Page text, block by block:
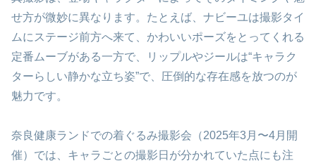
せ方が微妙に異なります。たとえば、ナビーユは撮影タイ
ムにステージ前方へ来て、かわいいポーズをとってくれる
定番ムーブがある一方で、リップルやジールは“キャラク
ターらしい静かな立ち姿”で、圧倒的な存在感を放つのが
魅力です。
奈良健康ランドでの着ぐるみ撮影会（2025年3月〜4月開
催）では、キャラごとの撮影日が分かれていた点にも注